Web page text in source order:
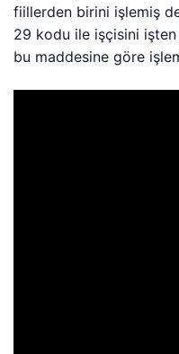
fiillerden birini işlemiş
29 kodu ile işçisini işten
bu maddesine göre